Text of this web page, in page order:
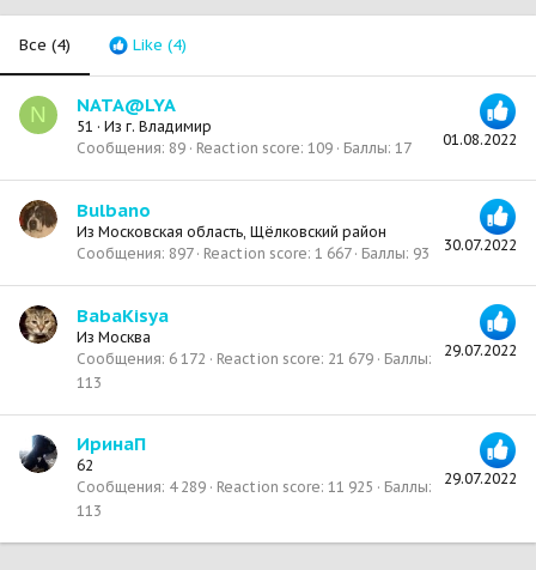
Все (4) Like (4)
N
01.08.2022
NATA@LYA
51 · Из г. Владимир
Сообщения 89 Reaction score 109 Баллы 17
30.07.2022
Bulbano
Из Московская область, Щёлковский район
Сообщения 897 Reaction score 1 667 Баллы 93
29.07.2022
BabaKisya
Из Москва
Сообщения 6 172 Reaction score 21 679
Баллы
113
29.07.2022
ИринаП
62
Сообщения 4 289 Reaction score 11 925
Баллы
113